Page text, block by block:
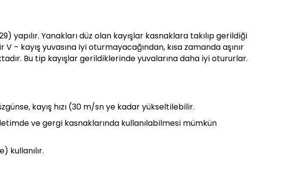
yapılır. Yanakları düz olan kayışlar kasnaklara takılıp gerildiği
– kayış yuvasına iyi oturmayacağından, kısa zamanda aşınır
Bu tip kayışlar gerildiklerinde yuvalarına daha iyi otururlar.
kayış hızı (30 m/sn ye kadar yükseltilebilir.
ve gergi kasnaklarında kullanılabilmesi mümkün
kullanılır.